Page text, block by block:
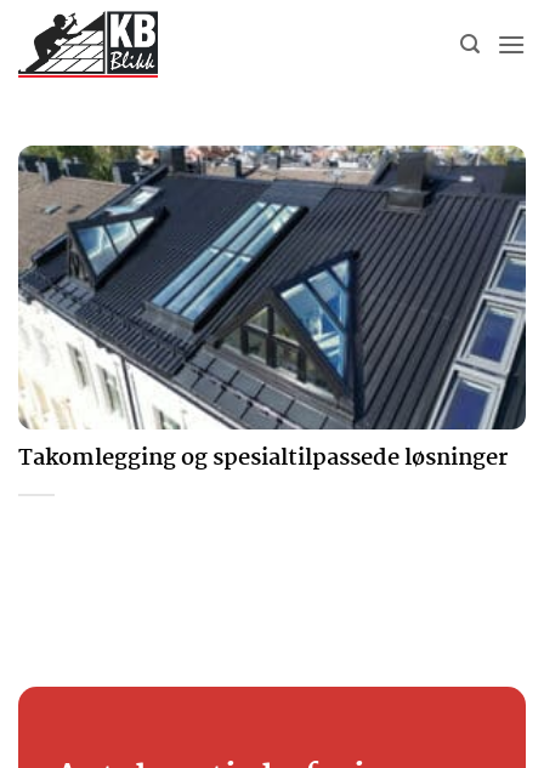
content
Takomlegging og spesialtilpassede løsninger